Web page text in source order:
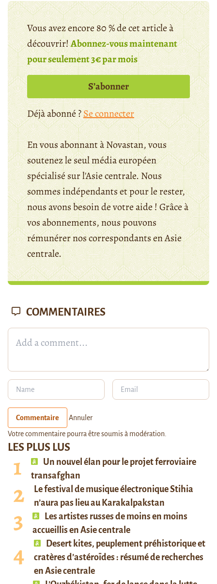
Vous avez encore 80 % de cet article à
découvrir!Abonnez-vous maintenant
pour seulement 3€ par mois
S’abonner
Déjà abonné ?Se connecter
En vous abonnant à Novastan, vous
soutenez le seul média européen
spécialisé sur l'Asie centrale. Nous
sommes indépendants et pour le rester,
nous avons besoin de votre aide ! Grâce à
vos abonnements, nous pouvons
rémunérer nos correspondants en Asie
centrale.
LES PLUS LUS
Un nouvel élan pour le projet ferroviaire
transafghan
Le festival de musique électronique Stihia
n’aura pas lieu au Karakalpakstan
Les artistes russes de moins en moins
accueillis en Asie centrale
Desert kites, peuplement préhistorique et
cratères d’astéroïdes : résumé de recherches
en Asie centrale
COMMENTAIRES
Commentaire Annuler
Votre commentaire pourra être soumis à modération.